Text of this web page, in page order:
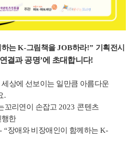
하는K-그림책을JOB하라!” 기획전시
연결과 공명’에 초대합니다!
상에 선보이는 일만큼 아름다운
.
꼬리연이 손잡고2023 콘텐츠
행한
- “장애와 비장애인이 함께하는 K-